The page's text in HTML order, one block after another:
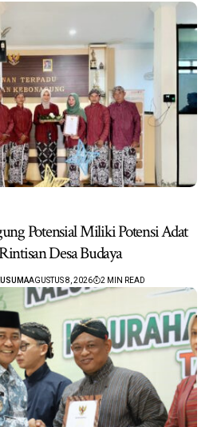
Potensial Miliki Potensi Adat
Desa Budaya
AGUSTUS 8, 2026 2 MIN READ